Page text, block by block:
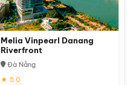
Melia Vinpearl Danang
Riverfront
Đà Nẵng
★ 5.0